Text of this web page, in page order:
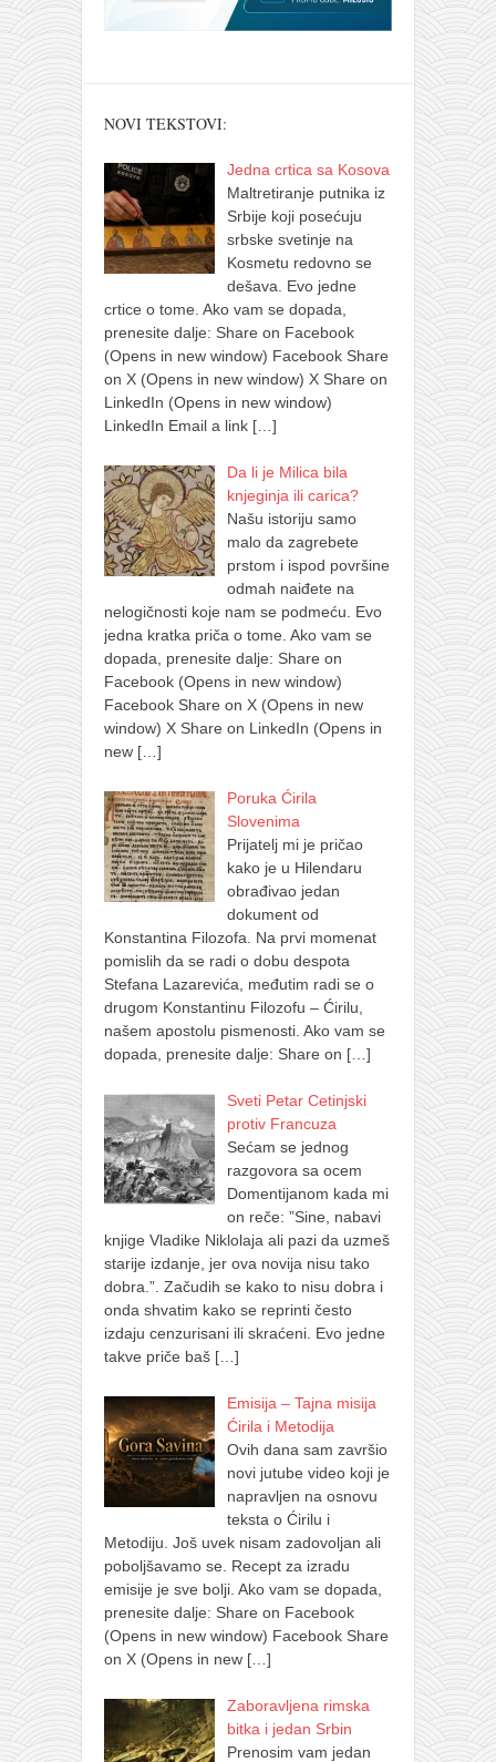
NOVI TEKSTOVI:
Jedna crtica sa Kosova
Maltretiranje putnika iz
Srbije koji posećuju
srbske svetinje na
Kosmetu redovno se
dešava. Evo jedne
crtice o tome. Ako vam se dopada,
prenesite dalje: Share on Facebook
(Opens in new window) Facebook Share
on X (Opens in new window) X Share on
LinkedIn (Opens in new window)
LinkedIn Email a link […]
Da li je Milica bila
knjeginja ili carica?
Našu istoriju samo
malo da zagrebete
prstom i ispod površine
odmah naiđete na
nelogičnosti koje nam se podmeću. Evo
jedna kratka priča o tome. Ako vam se
dopada, prenesite dalje: Share on
Facebook (Opens in new window)
Facebook Share on X (Opens in new
window) X Share on LinkedIn (Opens in
new […]
Poruka Ćirila
Slovenima
Prijatelj mi je pričao
kako je u Hilendaru
obrađivao jedan
dokument od
Konstantina Filozofa. Na prvi momenat
pomislih da se radi o dobu despota
Stefana Lazarevića, međutim radi se o
drugom Konstantinu Filozofu – Ćirilu,
našem apostolu pismenosti. Ako vam se
dopada, prenesite dalje: Share on […]
Sveti Petar Cetinjski
protiv Francuza
Sećam se jednog
razgovora sa ocem
Domentijanom kada mi
on reče: ”Sine, nabavi
knjige Vladike Niklolaja ali pazi da uzmeš
starije izdanje, jer ova novija nisu tako
dobra.”. Začudih se kako to nisu dobra i
onda shvatim kako se reprinti često
izdaju cenzurisani ili skraćeni. Evo jedne
takve priče baš […]
Emisija – Tajna misija
Ćirila i Metodija
Ovih dana sam završio
novi jutube video koji je
napravljen na osnovu
teksta o Ćirilu i
Metodiju. Još uvek nisam zadovoljan ali
poboljšavamo se. Recept za izradu
emisije je sve bolji. Ako vam se dopada,
prenesite dalje: Share on Facebook
(Opens in new window) Facebook Share
on X (Opens in new […]
Zaboravljena rimska
bitka i jedan Srbin
Prenosim vam jedan